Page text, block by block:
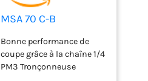
MSA 70 C-B
Bonne performance de
coupe grâce à la chaîne 1/4
PM3 Tronçonneuse